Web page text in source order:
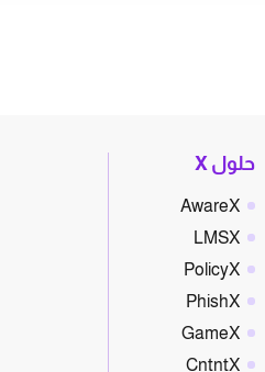
حلول X
AwareX
LMSX
PolicyX
PhishX
GameX
CntntX